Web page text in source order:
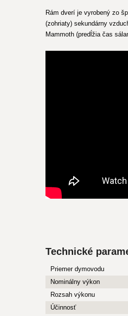
Rám dverí je vyrobený zo
(zohriaty) sekundárny
Mammoth (predĺžia čas
Technické
Priemer dymovodu
Nominálny výkon
Rozsah výkonu
Účinnosť